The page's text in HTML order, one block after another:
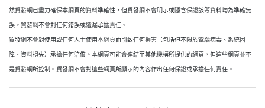
然貿發網已盡力確保本網頁的資料準確性，但貿發網不會明示或隱含保證該等資料均為準確無
誤。貿發網不會對任何錯誤或遺漏承擔責任。
貿發網不會對使用或任何人士使用本網頁而引致任何損害（包括但不限於電腦病毒、系統固
障、資料損失）承擔任何賠償。本網頁可能會連結至其他機構所提供的網頁，但這些網頁並不
是貿發網所控制。貿發網不會對這些網頁所顯示的內容作出任何保證或承擔任何責任。